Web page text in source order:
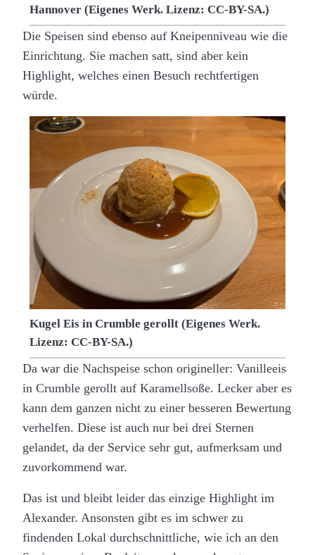
Hannover (Eigenes Werk. Lizenz: CC-BY-SA.)
Die Speisen sind ebenso auf Kneipenniveau wie die
Einrichtung. Sie machen satt, sind aber kein
Highlight, welches einen Besuch rechtfertigen
würde.
Kugel Eis in Crumble gerollt (Eigenes Werk.
Lizenz: CC-BY-SA.)
Da war die Nachspeise schon origineller: Vanilleeis
in Crumble gerollt auf Karamellsoße. Lecker aber es
kann dem ganzen nicht zu einer besseren Bewertung
verhelfen. Diese ist auch nur bei drei Sternen
gelandet, da der Service sehr gut, aufmerksam und
zuvorkommend war.
Das ist und bleibt leider das einzige Highlight im
Alexander. Ansonsten gibt es im schwer zu
findenden Lokal durchschnittliche, wie ich an den